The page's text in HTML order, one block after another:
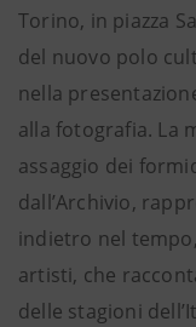
Torino, in piazza
del nuovo polo
nella
alla fotografia. La
assaggio dei
dall’Archivio,
indietro nel
artisti, che
delle stagioni